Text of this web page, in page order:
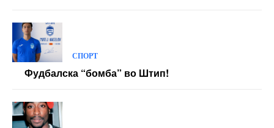
СПОРТ
Фудбалска “бомба” во Штип!